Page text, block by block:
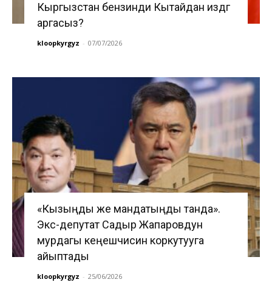
Кыргызстан бензинди Кытайдан издөөгө
аргасыз?
kloopkyrgyz - 07/07/2026
«Кызыңды же мандатыңды танда».
Экс-депутат Садыр Жапаровдун
мурдагы кеңешчисин коркутууга
айыптады
kloopkyrgyz - 25/06/2026